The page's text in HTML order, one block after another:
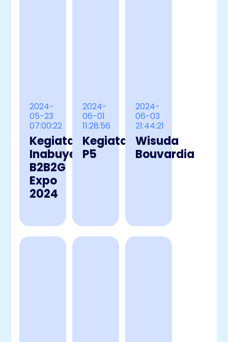
2024-
05-23
07:00:22
Kegiatan
Inabuyer
B2B2G
Expo
2024
2024-
06-01
11:28:56
Kegiatan
P5
2024-
06-03
21:44:21
Wisuda
Bouvardia